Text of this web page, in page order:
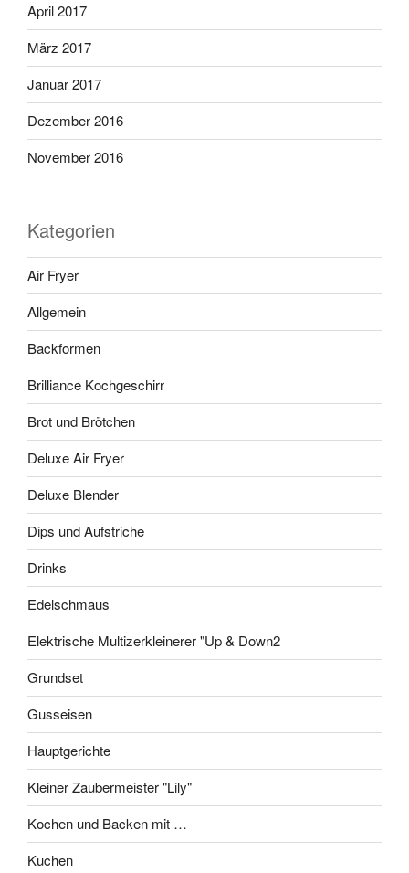
April 2017
März 2017
Januar 2017
Dezember 2016
November 2016
Kategorien
Air Fryer
Allgemein
Backformen
Brilliance Kochgeschirr
Brot und Brötchen
Deluxe Air Fryer
Deluxe Blender
Dips und Aufstriche
Drinks
Edelschmaus
Elektrische Multizerkleinerer "Up & Down2
Grundset
Gusseisen
Hauptgerichte
Kleiner Zaubermeister "Lily"
Kochen und Backen mit …
Kuchen